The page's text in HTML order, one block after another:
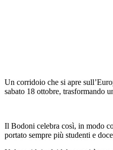
Un corridoio che si apre
sabato 18 ottobre, trasformando
Il Bodoni celebra così, in modo
portato sempre più studenti e